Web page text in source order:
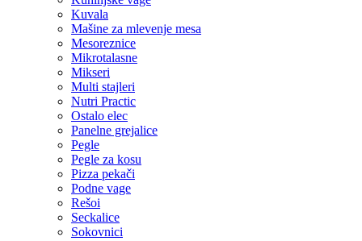
Kuvala
Mašine za mlevenje mesa
Mesoreznice
Mikrotalasne
Mikseri
Multi stajleri
Nutri Practic
Ostalo elec
Panelne grejalice
Pegle
Pegle za kosu
Pizza pekači
Podne vage
Rešoi
Seckalice
Sokovnici